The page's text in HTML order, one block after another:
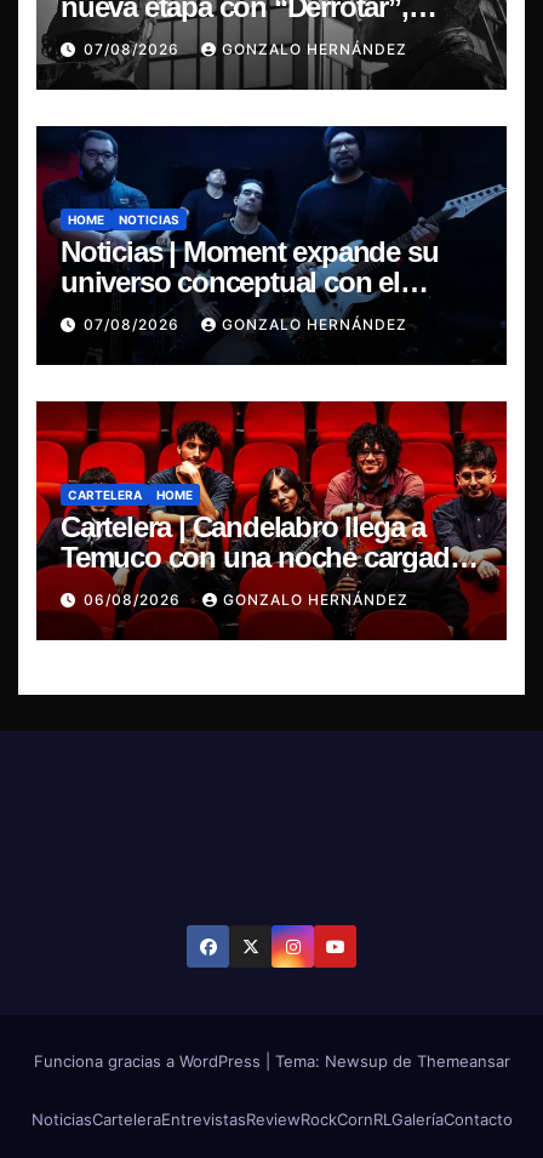
primer adelanto de su EP
Resonancia de Umbral
07/08/2026 GONZALO HERNÁNDEZ
HOME NOTICIAS
Noticias | Moment expande su
universo conceptual con el
estreno de “Poisoned Reality”
07/08/2026 GONZALO HERNÁNDEZ
CARTELERA HOME
Cartelera | Candelabro llega a
Temuco con una noche cargada
de indie
06/08/2026 GONZALO HERNÁNDEZ
Funciona gracias a WordPress Tema: Newsup de Themeansar
NoticiasCarteleraEntrevistasReviewRockCornRLGaleríaContacto